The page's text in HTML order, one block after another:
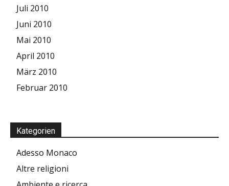
Juli 2010
Juni 2010
Mai 2010
April 2010
März 2010
Februar 2010
Kategorien
Adesso Monaco
Altre religioni